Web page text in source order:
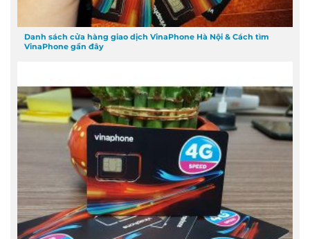
Danh sách cửa hàng giao dịch VinaPhone Hà Nội & Cách tìm
VinaPhone gần đây